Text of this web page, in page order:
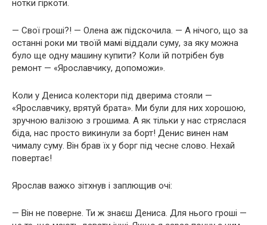
нотки гіркоти.
— Свої гроші?! — Олена аж підскочила. — А нічого, що за
останні роки ми твоїй мамі віддали суму, за яку можна
було ще одну машину купити? Коли їй потрібен був
ремонт — «Ярославчику, допоможи».
Коли у Дениса колектори під дверима стояли —
«Ярославчику, врятуй брата». Ми були для них хорошою,
зручною валізою з грошима. А як тільки у нас стряслася
біда, нас просто викинули за борт! Денис винен нам
чималу суму. Він брав їх у борг під чесне слово. Нехай
повертає!
Ярослав важко зітхнув і заплющив очі:
— Він не поверне. Ти ж знаєш Дениса. Для нього гроші —